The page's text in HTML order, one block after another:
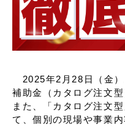
2025年2月28日（金）
補助金（カタログ注文
また、「カタログ注文
て、個別の現場や事業